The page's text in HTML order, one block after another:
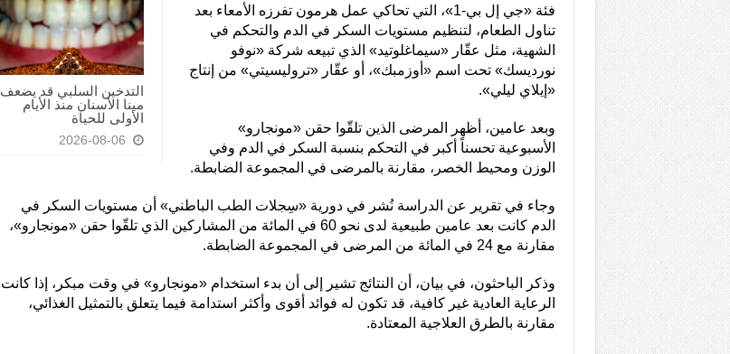
التدخين السلبي قد يضعف
مينا الأسنان منذ الأيام
الأولى للحياة
2026-08-06
فئة «جي إل بي-1»، التي تحاكي عمل هرمون تفرزه الأمعاء بعد
تناول الطعام، لتنظيم مستويات السكر في الدم والتحكم في
الشهية، مثل عقّار «سيماغلوتيد» الذي تبيعه شركة «نوفو
نورديسك» تحت اسم «أوزمبك»، أو عقّار «تروليسيتي» من إنتاج
«إيلاي ليلي».
وبعد عامين، أظهر المرضى الذين تلقّوا حقن «مونجارو»
الأسبوعية تحسناً أكبر في التحكم بنسبة السكر في الدم وفي
الوزن ومحيط الخصر، مقارنة بالمرضى في المجموعة الضابطة.
وجاء في تقرير عن الدراسة نُشر في دورية «سِجلات الطب الباطني» أن مستويات السكر في
الدم كانت بعد عامين طبيعية لدى نحو 60 في المائة من المشاركين الذي تلقّوا حقن «مونجارو»،
مقارنة مع 24 في المائة من المرضى في المجموعة الضابطة.
وذكر الباحثون، في بيان، أن النتائج تشير إلى أن بدء استخدام «مونجارو» في وقت مبكر، إذا كانت
الرعاية العادية غير كافية، قد تكون له فوائد أقوى وأكثر استدامة فيما يتعلق بالتمثيل الغذائي،
مقارنة بالطرق العلاجية المعتادة.